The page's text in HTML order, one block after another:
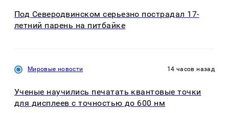
Под Северодвинском серьезно пострадал 17-
летний парень на питбайке
Мировые новости 14 часов назад
Ученые научились печатать квантовые точки
для дисплеев с точностью до 600 нм